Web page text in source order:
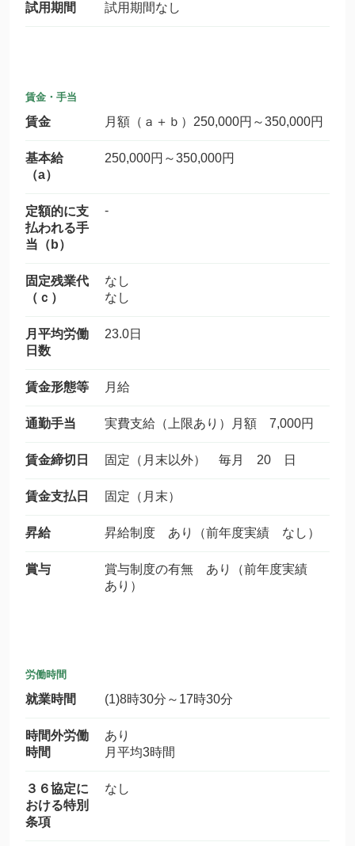
試用期間 試用期間なし
賃金・手当
賃金 月額（ａ＋ｂ）250,000円～350,000円
基本給
（a）
250,000円～350,000円
定額的に支
払われる手
当（b）
-
固定残業代
（ｃ）
なし
なし
月平均労働
日数
23.0日
賃金形態等 月給
通勤手当 実費支給（上限あり）月額 7,000円
賃金締切日 固定（月末以外） 毎月 20 日
賃金支払日 固定（月末）
昇給 昇給制度 あり（前年度実績 なし）
賞与
賞与制度の有無 あり（前年度実績
あり）
労働時間
就業時間 (1)8時30分～17時30分
時間外労働
時間
あり
月平均3時間
３６協定に
おける特別
条項
なし